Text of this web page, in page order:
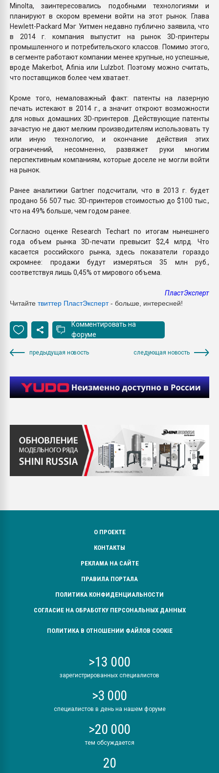
Minolta, заинтересовались подобными технологиями и
планируют в скором времени войти на этот рынок. Глава
Hewlett-Packard Мэг Уитмен недавно публично заявила, что
в 2014 г. компания выпустит на рынок 3D-принтеры
промышленного и потребительского классов. Помимо этого,
в сегменте работают компании менее крупные, но успешные,
вроде Makerbot, Afinia или Lulzbot. Поэтому можно считать,
что поставщиков более чем хватает.
Кроме того, немаловажный факт: патенты на лазерную
печать истекают в 2014 г., а значит откроют возможности
для новых домашних 3D-принтеров. Действующие патенты
зачастую не дают мелким производителям использовать ту
или иную технологию, и окончание действия этих
ограничений, несомненно, развяжет руки многим
перспективным компаниям, которые доселе не могли войти
на рынок.
Ранее аналитики Gartner подсчитали, что в 2013 г. будет
продано 56 507 тыс. 3D-принтеров стоимостью до $100 тыс.,
что на 49% больше, чем годом ранее.
Согласно оценке Research Techart по итогам нынешнего
года объем рынка 3D-печати превысит $2,4 млрд. Что
касается российского рынка, здесь показатели гораздо
скромнее: продажи будут измеряться 35 млн руб.,
соответствуя лишь 0,45% от мирового объема.
ПластЭксперт
Читайте твиттер ПластЭксперт- больше, интересней!
Комментировать на
форуме
предыдущая новость следующая новость
О ПРОЕКТЕ
КОНТАКТЫ
РЕКЛАМА НА САЙТЕ
ПРАВИЛА ПОРТАЛА
ПОЛИТИКА КОНФИДЕНЦИАЛЬНОСТИ
СОГЛАСИЕ НА ОБРАБОТКУ ПЕРСОНАЛЬНЫХ ДАННЫХ
ПОЛИТИКА В ОТНОШЕНИИ ФАЙЛОВ COOKIE
>13 000
зарегистрированных специалистов
>3 000
специалистов в день на нашем форуме
>20 000
тем обсуждается
20